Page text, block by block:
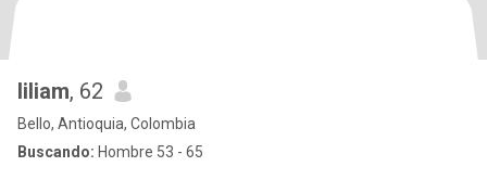
liliam, 62
Bello, Antioquia, Colombia
Buscando: Hombre 53 - 65